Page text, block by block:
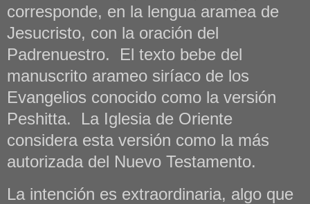
corresponde, en la lengua aramea de
Jesucristo, con la oración del
Padrenuestro. El texto bebe del
manuscrito arameo siríaco de los
Evangelios conocido como la versión
Peshitta. La Iglesia de Oriente
considera esta versión como la más
autorizada del Nuevo Testamento.
La intención es extraordinaria, algo que